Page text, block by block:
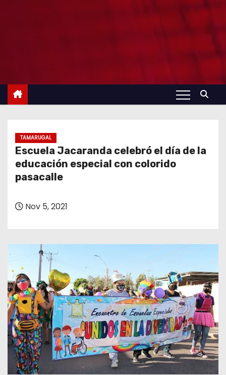
TAMARUGAL
Escuela Jacaranda celebró el día de la
educación especial con colorido
pasacalle
Nov 5, 2021